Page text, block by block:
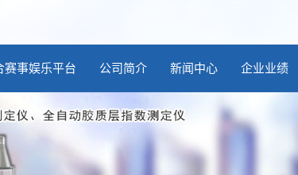
赛事娱乐平台 公司简介 新闻中心 企业业绩